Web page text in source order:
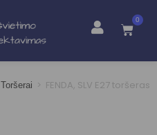
0
Toršerai > FENDA, SLV E27 toršeras